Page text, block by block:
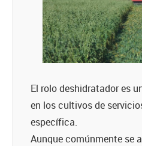
El rolo deshidratador es
en los cultivos de
específica.
Aunque comúnmente se